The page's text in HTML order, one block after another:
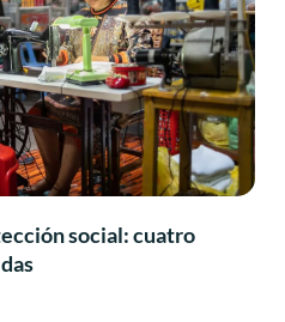
social: cuatro